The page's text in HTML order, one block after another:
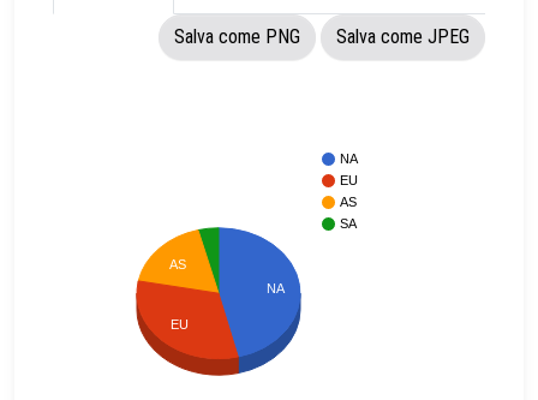
Salva come PNG Salva come JPEG
NA
EU
AS
SA
NA
AS
EU